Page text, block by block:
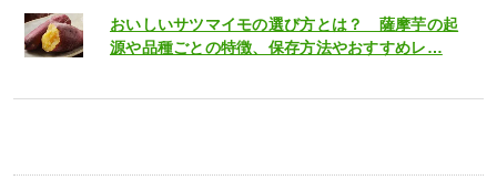
おいしいサツマイモの選び方とは？ 薩摩芋の起
源や品種ごとの特徴、保存方法やおすすめレ…